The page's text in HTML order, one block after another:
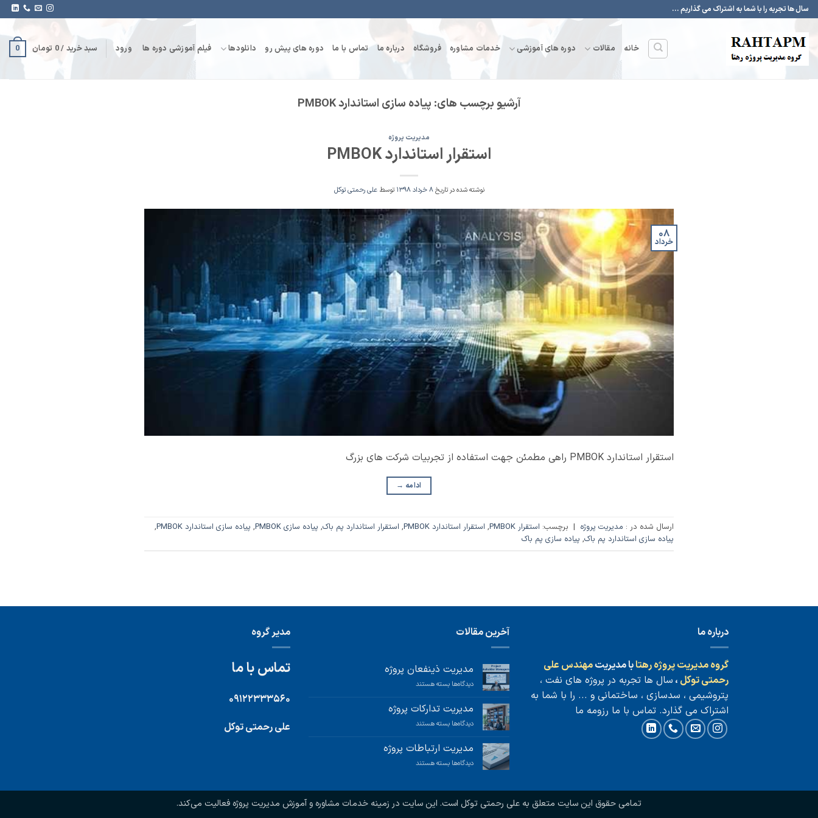
Skip
to
content
سال ها تجربه را با شما به اشتراک می گذاریم ...
خانه مقالات دوره های آموزشی خدمات مشاوره فروشگاه درباره ما تماس با ما دوره های پیش رو دانلودها فیلم آموزشی دوره ها ورود سبد خرید /0 تومان 0
آرشیو برچسب های: پیاده سازی استاندارد PMBOK
مدیریت پروژه
استقرار استاندارد PMBOK
نوشته شده در تاریخ۸ خرداد ۱۳۹۸ توسطعلی رحمتی توکل
۰۸
خرداد
استقرار استاندارد PMBOK راهی مطمئن جهت استفاده از تجربیات شرکت های بزرگ
ادامه →
ارسال شده در : مدیریت پروژه | برچسب: استقرار PMBOK , استقرار استاندارد PMBOK , استقرار استاندارد پم باک, پیاده سازی PMBOK , پیاده سازی استاندارد PMBOK
,
پیاده سازی استاندارد پم باک, پیاده سازی پم باک
درباره ما
گروه مدیریت پروژه رهتابا مدیریتمهندس علی
رحمتی توکل ، سال ها تجربه در پروژه های نفت ،
پتروشیمی ، سدسازی ، ساختمانی و ... را با شما به
اشتراک می گذارد. تماس با ما رزومه ما
آخرین مقالات
مدیریت ذینفعان پروژه
دیدگاه‌ها برای
ذینفعان
پروژه
بسته هستند
مدیریت تدارکات پروژه
دیدگاه‌ها برای
تدارکات
پروژه
بسته هستند
مدیریت ارتباطات پروژه
دیدگاه‌ها برای
پروژه
بسته هستند
مدیر گروه
تماس با ما
۰۹۱۲۲۳۳۳۵۶۰
علی رحمتی توکل
تمامی حقوق این سایت متعلق به علی رحمتی توکل است. این سایت در زمینه خدمات مشاوره و آموزش مدیریت پروژه فعالیت می‌کند.